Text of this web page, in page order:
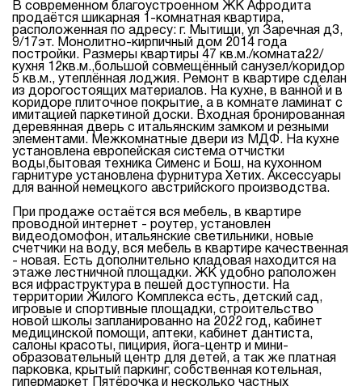
В современном благоустроенном ЖК Афродита
продаётся шикарная 1-комнатная квартира,
расположенная по адресу: г. Мытищи, ул Заречная д3,
9/17эт. Монолитно-кирпичный дом 2014 года
постройки. Размеры квартиры 47 кв.м./комната22/
кухня 12кв.м.,большой совмещённый санузел/коридор
5 кв.м., утеплённая лоджия. Ремонт в квартире сделан
из дорогостоящих материалов. На кухне, в ванной и в
коридоре плиточное покрытие, а в комнате ламинат с
имитацией паркетиной доски. Входная бронированная
деревянная дверь с итальянским замком и резными
элементами. Межкомнатные двери из МДФ. На кухне
установлена европейская система отчистки
воды,бытовая техника Сименс и Бош, на кухонном
гарнитуре установлена фурнитура Хетих. Аксессуары
для ванной немецкого австрийского производства.
При продаже остаётся вся мебель, в квартире
проводной интернет - роутер, установлен
видеодомофон, итальянские светильники, новые
счетчики на воду, вся мебель в квартире качественная
- новая. Есть дополнительно кладовая находится на
этаже лестничной площадки. ЖК удобно раположен
вся ифраструктура в пешей доступности. На
территории Жилого Комплекса есть, детский сад,
игровые и спортивные площадки, строительство
новой школы запланированно на 2022 год, кабинет
медицинской помощи, аптеки, кабинет дантиста,
салоны красоты, пицирия, йога-центр и мини-
образовательный центр для детей, а так же платная
парковка, крытый паркинг, собственная котельная,
гипермаркет Пятёрочка и несколько частных